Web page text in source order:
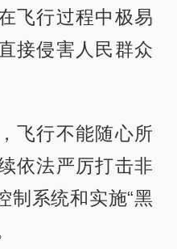
飞行过程中极易
接侵害人民群众
飞行不能随心所
依法严厉打击非
制系统和实施“黑